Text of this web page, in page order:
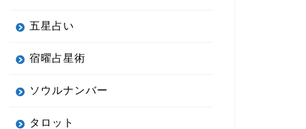
五星占い
宿曜占星術
ソウルナンバー
タロット